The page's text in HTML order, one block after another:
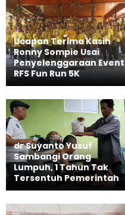
Ucapan Terima Kasih
Ronny Sompie Usai
Penyelenggaraan Event
RFS Fun Run 5K
dr Suyanto Yusuf
Sambangi Orang
Lumpuh, 1 Tahun Tak
Tersentuh Pemerintah